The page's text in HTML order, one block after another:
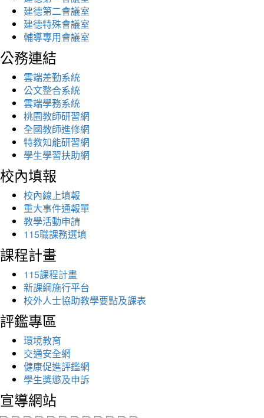
建德第二會議室
建德特殊會議室
輔導專用會議室
公務連結
雲端差勤系統
公文整合系統
雲端學務系統
桃園教師研習網
全國教師進修網
特教知能研習網
學生學習扶助網
校內填報
校內線上填報
重大事件通報單
教學活動申請
115職課務選填
課程計畫
115課程計畫
新課綱施行平台
校外人士協助教學要點及課表
評鑑專區
環境教育
交通安全網
健康促進評鑑網
學生獎懲及申訴
宣導網站